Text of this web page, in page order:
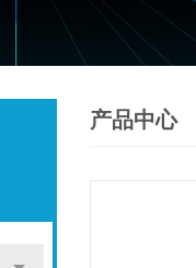
产品中心